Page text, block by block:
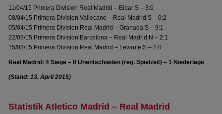
11/04/15 Primera Division Real Madrid – Eibar S – 3:0
08/04/15 Primera Division Vallecano – Real Madrid S – 0:2
05/04/15 Primera Division Real Madrid – Granada S – 9:1
22/03/15 Primera Division Barcelona – Real Madrid N – 2:1
15/03/15 Primera Division Real Madrid – Levante S – 2:0
Real Madrid: 4 Siege – 0 Unentschieden (reg. Spielzeit) – 1 Niederlage
(Stand: 13. April 2015)
Statistik Atletico Madrid – Real Madrid